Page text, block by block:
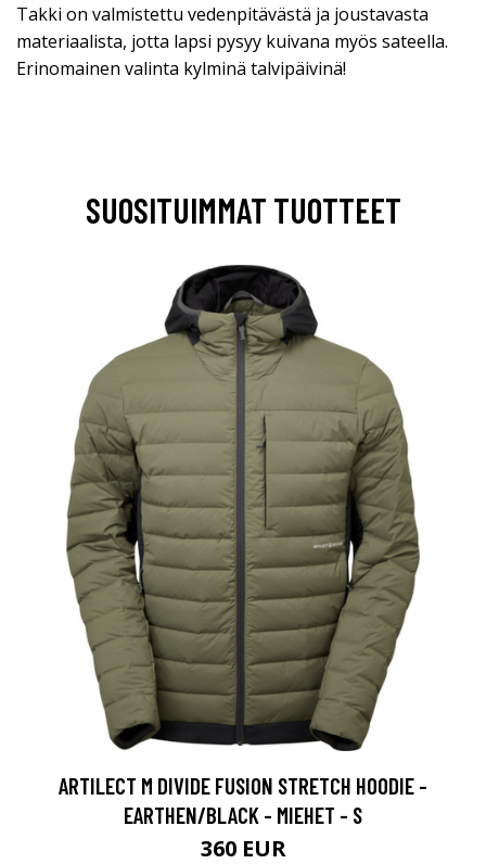
Takki on valmistettu vedenpitävästä ja joustavasta
materiaalista, jotta lapsi pysyy kuivana myös sateella.
Erinomainen valinta kylminä talvipäivinä!
SUOSITUIMMAT TUOTTEET
ARTILECT M DIVIDE FUSION STRETCH HOODIE -
EARTHEN/BLACK - MIEHET - S
360 EUR